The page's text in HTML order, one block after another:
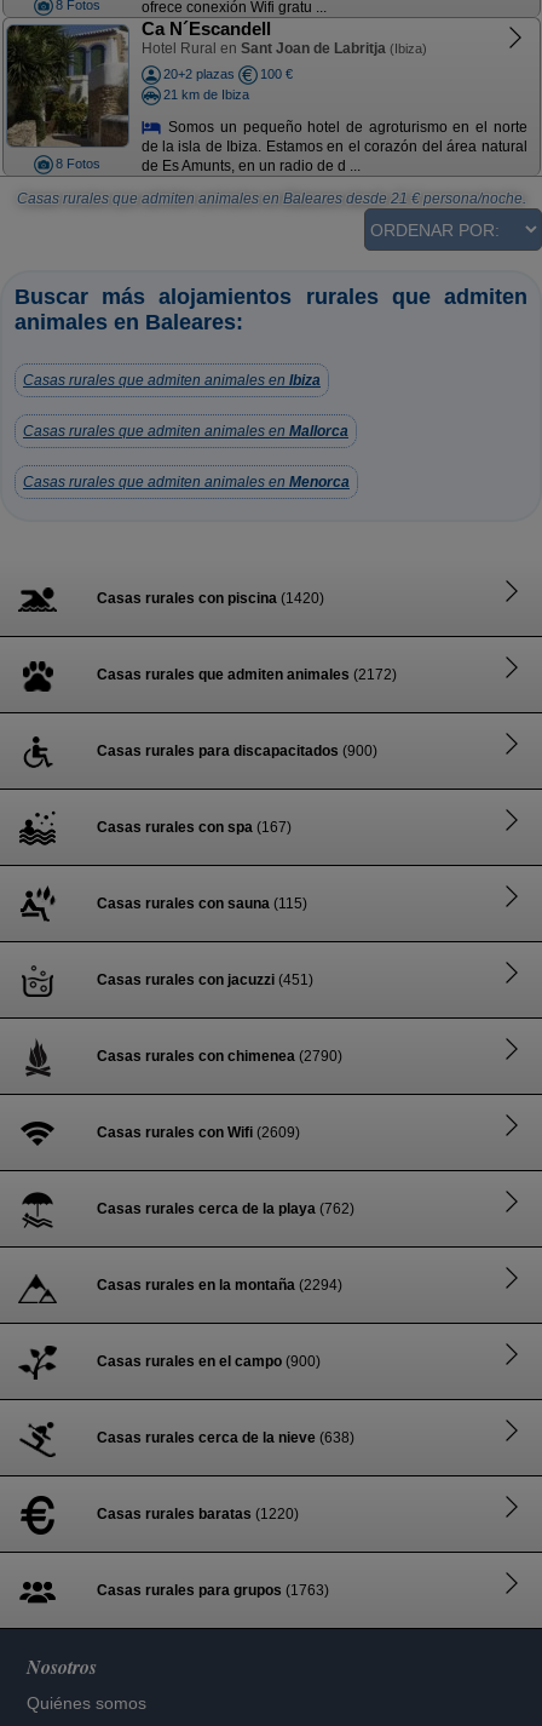
8 Fotos ofrece conexión Wifi gratu ...
8 Fotos
Ca N´Escandell
Hotel Rural en Sant Joan de Labritja (Ibiza)
20+2 plazas
100 €
21 km de Ibiza
Somos un pequeño hotel de agroturismo en el norte
de la isla de Ibiza. Estamos en el corazón del área natural
de Es Amunts, en un radio de d ...
Casas rurales que admiten animales en Balearesdesde 21 € persona/noche.
Buscar más alojamientos rurales que admiten
animales en Baleares:
Casas rurales que admiten animales en Ibiza
Casas rurales que admiten animales en Mallorca
Casas rurales que admiten animales en Menorca
Casas rurales con piscina (1420)
Casas rurales que admiten animales (2172)
Casas rurales para discapacitados (900)
Casas rurales con spa (167)
Casas rurales con sauna (115)
Casas rurales con jacuzzi (451)
Casas rurales con chimenea (2790)
Casas rurales con Wifi (2609)
Casas rurales cerca de la playa (762)
Casas rurales en la montaña (2294)
Casas rurales en el campo (900)
Casas rurales cerca de la nieve (638)
Casas rurales baratas (1220)
Casas rurales para grupos (1763)
Nosotros
Quiénes somos